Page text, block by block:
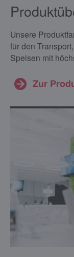
Unsere
für den
Speisen mit
Zur